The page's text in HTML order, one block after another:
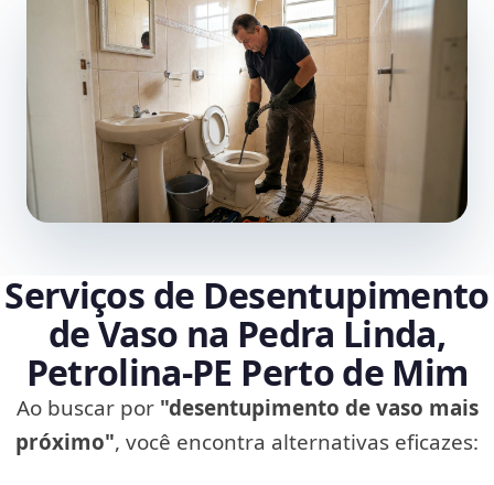
Serviços de Desentupimento
de Vaso na Pedra Linda,
Petrolina‑PE Perto de Mim
Ao buscar por "desentupimento de vaso mais
próximo", você encontra alternativas eficazes: